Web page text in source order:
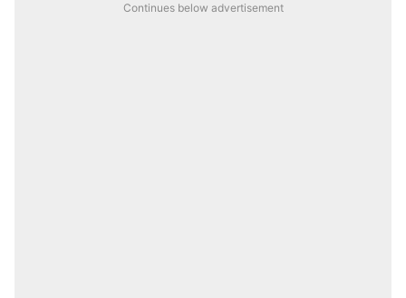
Continues below advertisement